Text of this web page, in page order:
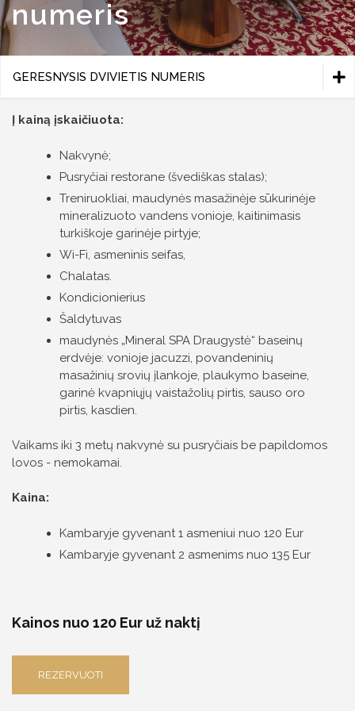
Liukso kambarys
Apartamentai
Apie kambarius
Romantiškas poilsis dviems
Poilsis dviems "Rožių palaima"
Gydymo programa – „Gydymui - Viskas
Individualaus gydymo programa
numeris
GERESNYSIS DVIVIETIS NUMERIS
VIENVIETIS KAMBARYS
GERESNYSIS DVIVIETIS NUMERIS
LIUKSO KAMBARYS
APARTAMENTAI
APIE KAMBARIUS
Į kainą įskaičiuota:
Nakvynė;
Pusryčiai restorane (švediškas stalas);
Treniruokliai, maudynės masažinėje sūkurinėje
mineralizuoto vandens vonioje, kaitinimasis
turkiškoje garinėje pirtyje;
Wi-Fi, asmeninis seifas,
Chalatas.
Kondicionierius
Šaldytuvas
maudynės „Mineral SPA Draugystė“ baseinų
erdvėje: vonioje jacuzzi, povandeninių
masažinių srovių įlankoje, plaukymo baseine,
garinė kvapniųjų vaistažolių pirtis, sauso oro
pirtis, kasdien.
Vaikams iki 3 metų nakvynė su pusryčiais be papildomos
lovos - nemokamai.
Kaina:
Kambaryje gyvenant 1 asmeniui nuo 120 Eur
Kambaryje gyvenant 2 asmenims nuo 135 Eur
Kainos nuo 120 Eur už naktį
REZERVUOTI